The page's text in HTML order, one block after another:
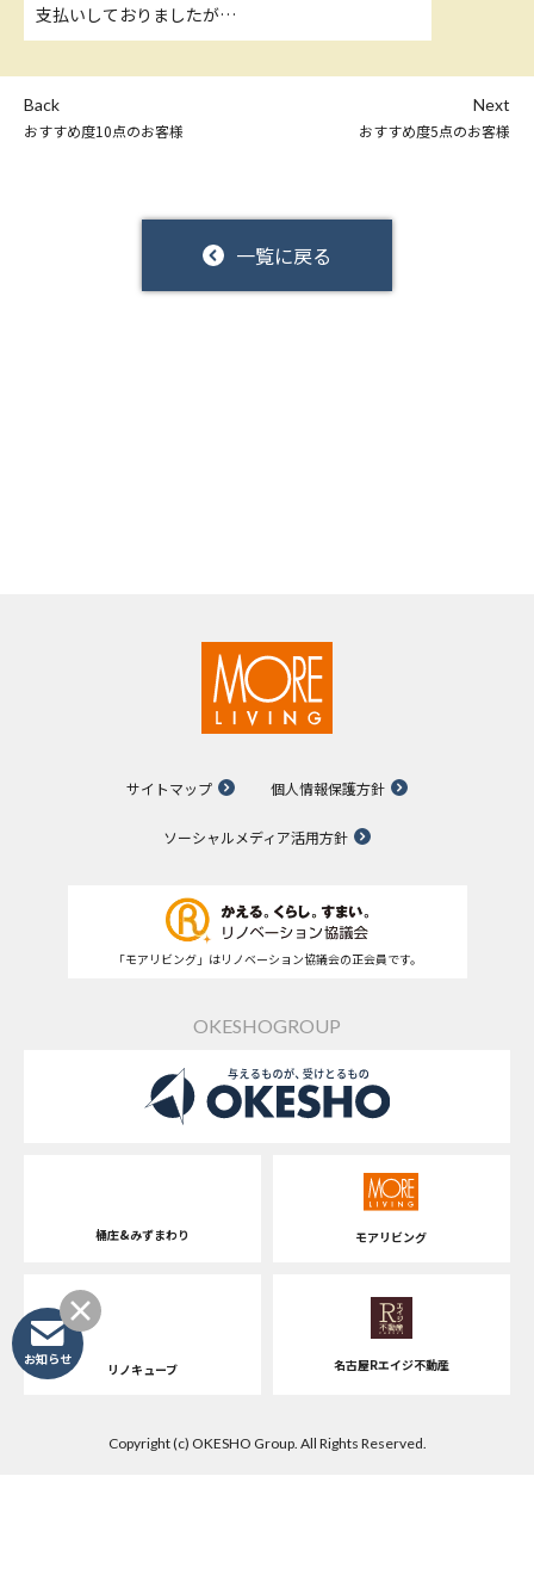
支払いしておりましたが…
Back
おすすめ度10点のお客様
一覧に戻る
Next
おすすめ度5点のお客様
サイトマップ 個人情報保護方針
ソーシャルメディア活用方針
「モアリビング」はリノベーション協議会の正会員です。
OKESHOGROUP
桶庄&みずまわり モアリビング
リノキューブ 名古屋Rエイジ不動産
Copyright (c) OKESHO Group. All Rights Reserved.
お知らせ